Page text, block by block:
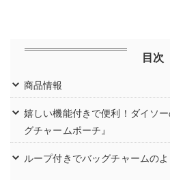
目次
商品情報
嬉しい機能付きで便利！ダイソ
グチャームポーチ』
ループ付きでバッグチャームの